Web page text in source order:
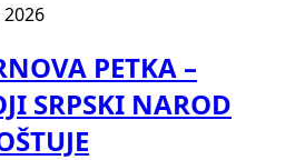
PETKA –
SRPSKI NAROD